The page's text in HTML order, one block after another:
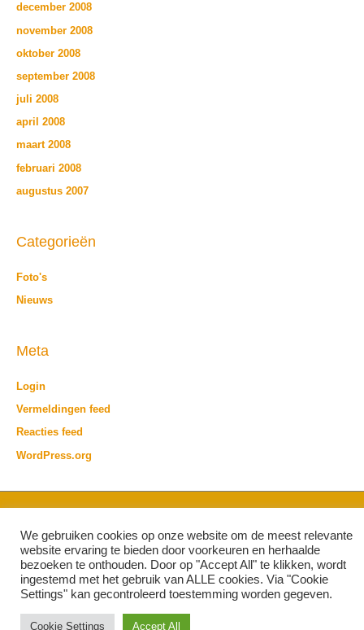
december 2008
november 2008
oktober 2008
september 2008
juli 2008
april 2008
maart 2008
februari 2008
augustus 2007
Categorieën
Foto's
Nieuws
Meta
Login
Vermeldingen feed
Reacties feed
WordPress.org
We gebruiken cookies op onze website om de meest relevante
website ervaring te bieden door voorkeuren en herhaalde
bezoeken te onthouden. Door op "Accept All" te klikken, wordt
ingestemd met het gebruik van ALLE cookies. Via "Cookie
Settings" kan ​​gecontroleerd toestemming worden gegeven.
Cookie Settings Accept All